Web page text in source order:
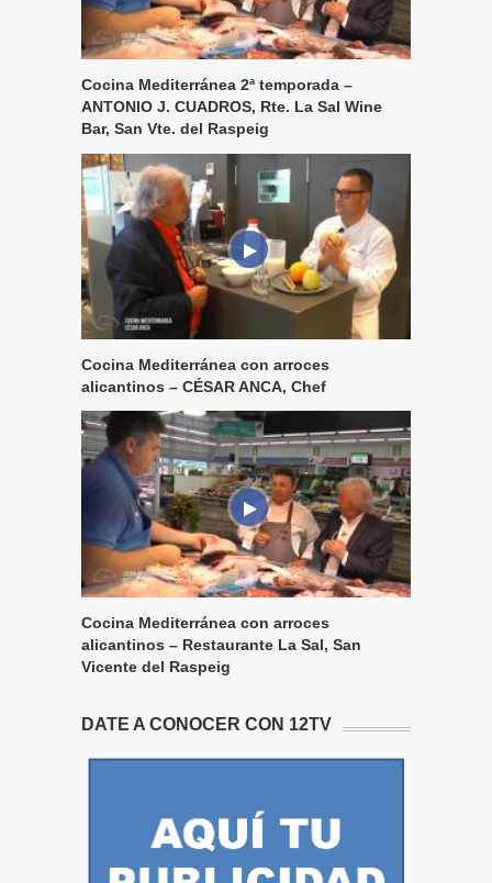
Cocina Mediterránea 2ª temporada –
ANTONIO J. CUADROS, Rte. La Sal Wine
Bar, San Vte. del Raspeig
Cocina Mediterránea con arroces
alicantinos – CÉSAR ANCA, Chef
Cocina Mediterránea con arroces
alicantinos – Restaurante La Sal, San
Vicente del Raspeig
DATE A CONOCER CON 12TV